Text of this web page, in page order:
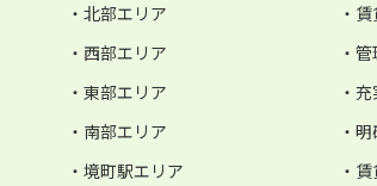
・北部エリア
・西部エリア
・東部エリア
・南部エリア
・境町駅エリア
・
・
・
・
・